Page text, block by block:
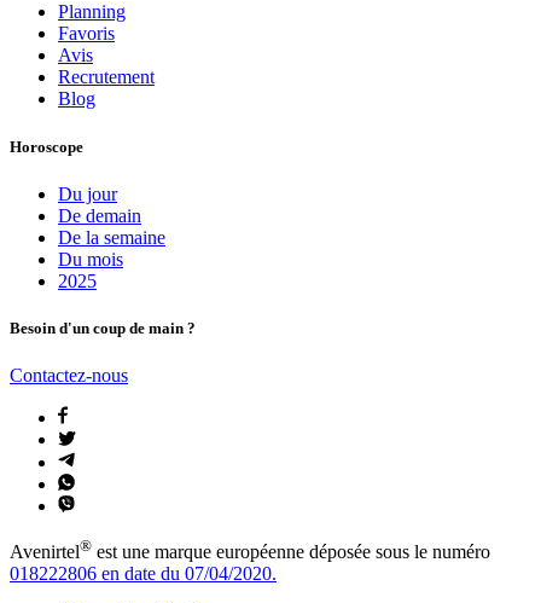
Planning
Favoris
Avis
Recrutement
Blog
Horoscope
Du jour
De demain
De la semaine
Du mois
2025
Besoin d'un coup de main ?
Contactez-nous
Avenirtel® est une marque européenne déposée sous le numéro
018222806 en date du 07/04/2020.